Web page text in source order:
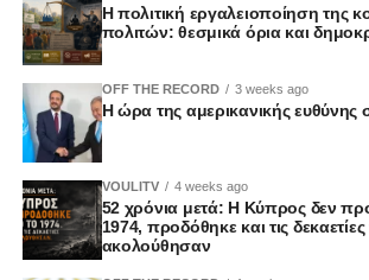
Η πολιτική εργαλειοποίηση της
πολιτών: θεσμικά όρια και
OFF THE RECORD 3 weeks ago
Η ώρα της αμερικανικής ευθύνης
VOULITV 4 weeks ago
52 χρόνια μετά: Η Κύπρος δεν
1974, προδόθηκε και τις
ακολούθησαν